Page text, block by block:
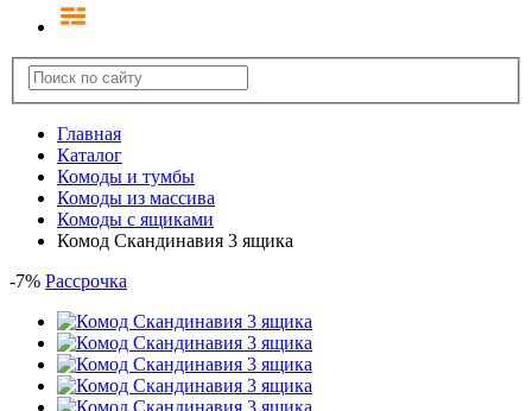
Главная
Каталог
Комоды и тумбы
Комоды из массива
Комоды с ящиками
Комод Скандинавия 3 ящика
-7% Рассрочка